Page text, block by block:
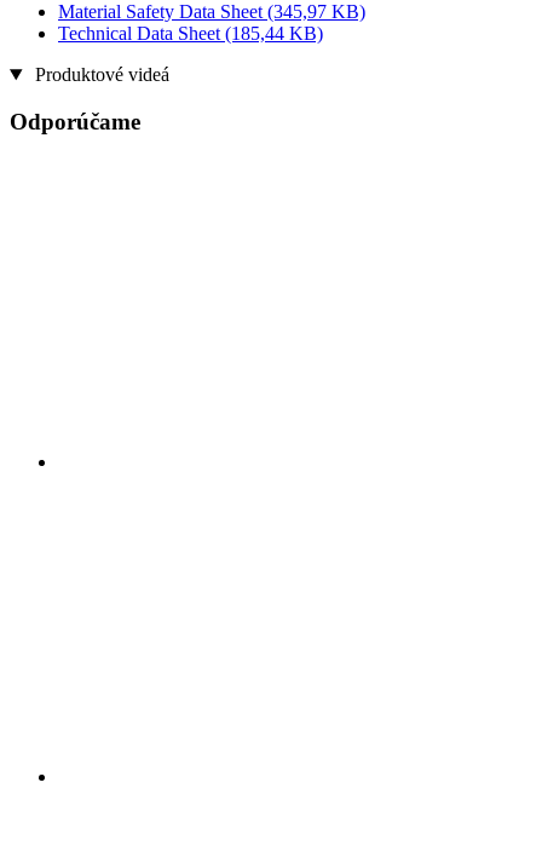
Material Safety Data Sheet (345,97 KB)
Technical Data Sheet (185,44 KB)
Produktové videá
Odporúčame